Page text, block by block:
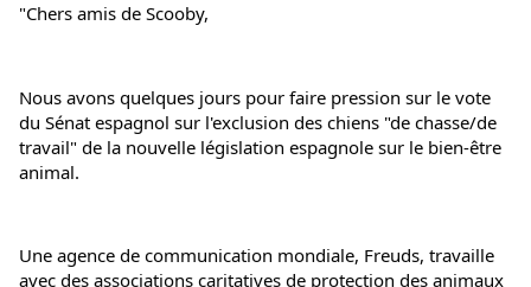
"Chers amis de Scooby,
Nous avons quelques jours pour faire pression sur le vote
du Sénat espagnol sur l'exclusion des chiens "de chasse/de
travail" de la nouvelle législation espagnole sur le bien-être
animal.
Une agence de communication mondiale, Freuds, travaille
avec des associations caritatives de protection des animaux